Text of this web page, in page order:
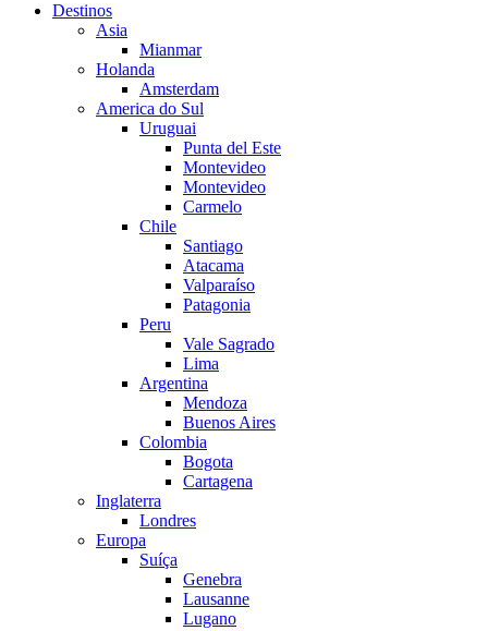
Destinos
Asia
Mianmar
Holanda
Amsterdam
America do Sul
Uruguai
Punta del Este
Montevideo
Montevideo
Carmelo
Chile
Santiago
Atacama
Valparaíso
Patagonia
Peru
Vale Sagrado
Lima
Argentina
Mendoza
Buenos Aires
Colombia
Bogota
Cartagena
Inglaterra
Londres
Europa
Suíça
Genebra
Lausanne
Lugano